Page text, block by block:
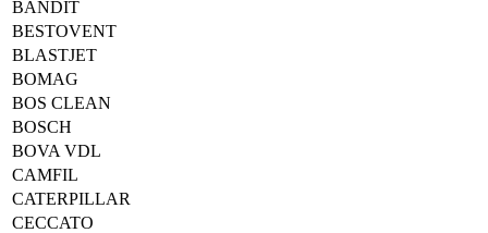
BANDIT
BESTOVENT
BLASTJET
BOMAG
BOS CLEAN
BOSCH
BOVA VDL
CAMFIL
CATERPILLAR
CECCATO